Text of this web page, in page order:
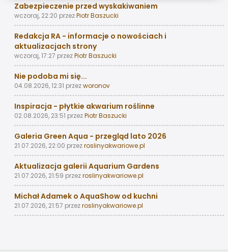
Zabezpieczenie przed wyskakiwaniem
wczoraj, 22:20 przezPiotr Baszucki
Redakcja RA - informacje o nowościach i
aktualizacjach strony
wczoraj, 17:27 przezPiotr Baszucki
Nie podoba mi się...
04.08.2026, 12:31 przezworonov
Inspiracja - płytkie akwarium roślinne
02.08.2026, 23:51 przezPiotr Baszucki
Galeria Green Aqua - przegląd lato 2026
21.07.2026, 22:00 przezroslinyakwariowe.pl
Aktualizacja galerii Aquarium Gardens
21.07.2026, 21:59 przezroslinyakwariowe.pl
Michał Adamek o AquaShow od kuchni
21.07.2026, 21:57 przezroslinyakwariowe.pl